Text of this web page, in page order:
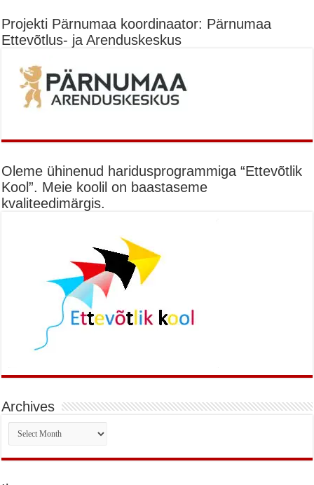
Projekti Pärnumaa koordinaator: Pärnumaa
Ettevõtlus- ja Arenduskeskus
Oleme ühinenud haridusprogrammiga “Ettevõtlik
Kool”. Meie koolil on baastaseme
kvaliteedimärgis.
Archives
Archives